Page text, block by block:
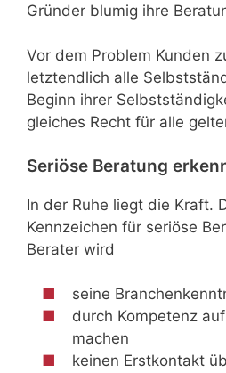
Gründer blumig ihre
Vor dem Problem Kunden
letztendlich alle
Beginn ihrer
gleiches Recht für alle
Seriöse Beratung
In der Ruhe liegt die Kraft.
Kennzeichen für seriöse
Berater wird
seine
durch Kompetenz
machen
keinen Erstkontakt